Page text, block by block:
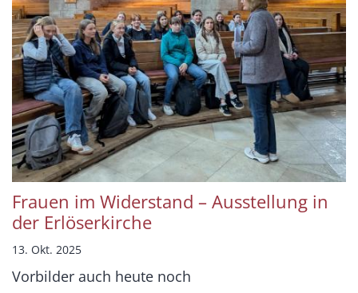
Frauen im Widerstand – Ausstellung in
der Erlöserkirche
13. Okt. 2025
Vorbilder auch heute noch